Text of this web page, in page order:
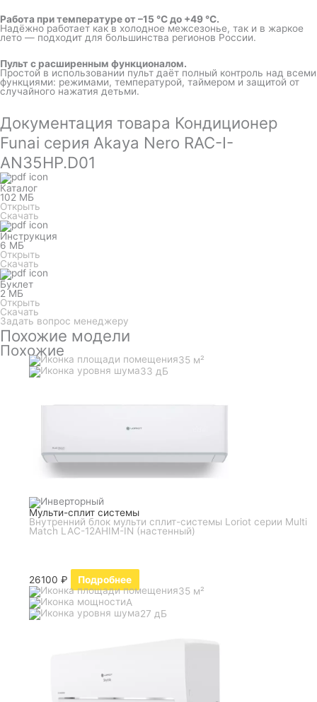
Работа при температуре от –15 °C до +49 °C.
Надёжно работает как в холодное межсезонье, так и в жаркое
лето — подходит для большинства регионов России.
Пульт с расширенным функционалом.
Простой в использовании пульт даёт полный контроль над всеми
функциями: режимами, температурой, таймером и защитой от
случайного нажатия детьми.
Документация товара Кондиционер
Funai серия Akaya Nero RAC-I-
AN35HP.D01
Каталог
102 МБ
Открыть
Скачать
Инструкция
6 МБ
Открыть
Скачать
Буклет
2 МБ
Открыть
Скачать
Задать вопрос менеджеру
Похожие модели
Похожие
35 м²
33 дБ
Мульти-сплит системы
Внутренний блок мульти сплит-системы Loriot серии Multi
Match LAC-12AHIM-IN (настенный)
26100₽
Подробнее
35 м²
A
27 дБ